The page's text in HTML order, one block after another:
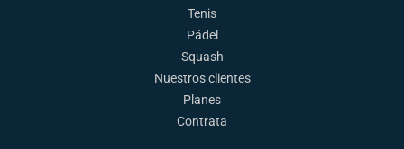
Tenis
Pádel
Squash
Nuestros clientes
Planes
Contrata